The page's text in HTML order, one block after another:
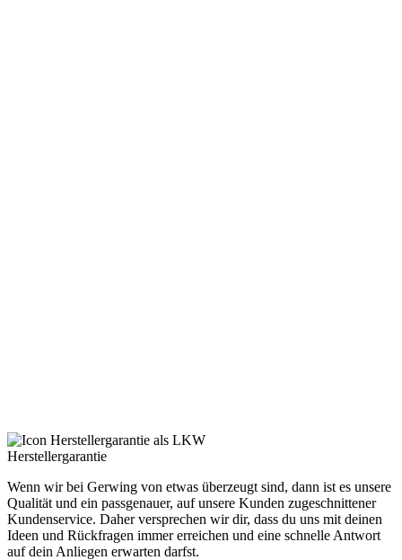
Herstellergarantie
Wenn wir bei Gerwing von etwas überzeugt sind, dann ist es unsere
Qualität und ein passgenauer, auf unsere Kunden zugeschnittener
Kundenservice. Daher versprechen wir dir, dass du uns mit deinen
Ideen und Rückfragen immer erreichen und eine schnelle Antwort
auf dein Anliegen erwarten darfst.